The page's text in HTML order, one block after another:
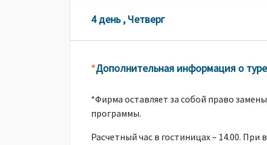
4 день , Четверг
*Дополнительная информация о туре
*Фирма оставляет за собой право
программы.
Расчетный час в гостиницах – 14.00. При